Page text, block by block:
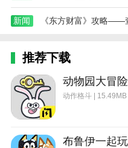
新闻 《东方财富》攻略——
推荐下载
动物园大冒险
动作格斗 | 15.49MB